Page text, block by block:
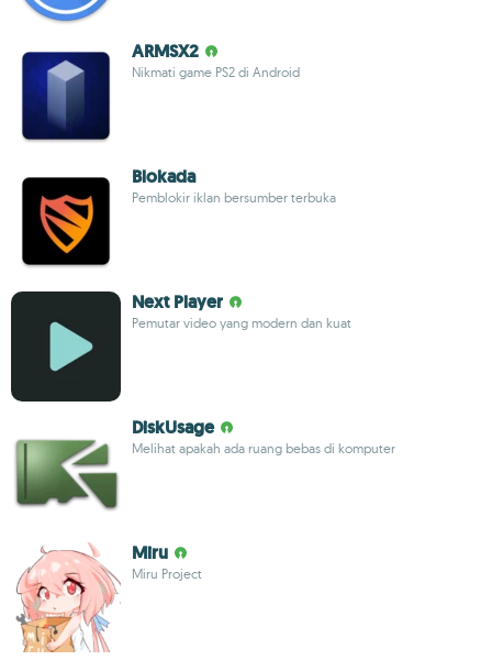
ARMSX2
Nikmati game PS2 di Android
Blokada
Pemblokir iklan bersumber terbuka
Next Player
Pemutar video yang modern dan kuat
DiskUsage
Melihat apakah ada ruang bebas di komputer
Miru
Miru Project